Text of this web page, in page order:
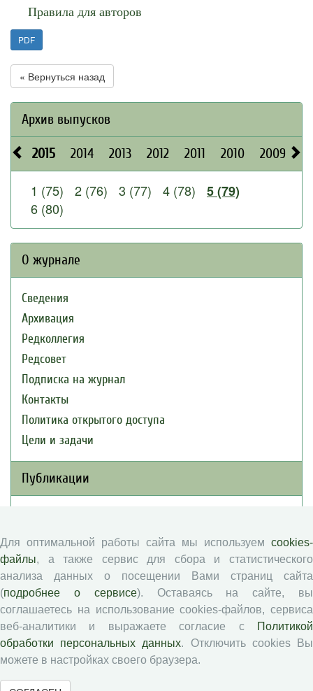
Правила для авторов
PDF
« Вернуться назад
Архив выпусков
2015 2014 2013 2012 2011 2010 2009
1 (75) 2 (76) 3 (77) 4 (78)
5 (79)
6 (80)
О журнале
Сведения
Архивация
Редколлегия
Редсовет
Подписка на журнал
Контакты
Политика открытого доступа
Цели и задачи
Публикации
Архив
Рубрики
Авторы
Статьи
Подборка статей
Авторам
Для оптимальной работы сайта мы используем cookies-
файлы, а также сервис для сбора и статистического
анализа данных о посещении Вами страниц сайта
(подробнее о сервисе). Оставаясь на сайте, вы
соглашаетесь на использование cookies-файлов, сервиса
веб-аналитики и выражаете согласие с
Политикой
обработки персональных данных. Отключить cookies Вы
можете в настройках своего браузера.